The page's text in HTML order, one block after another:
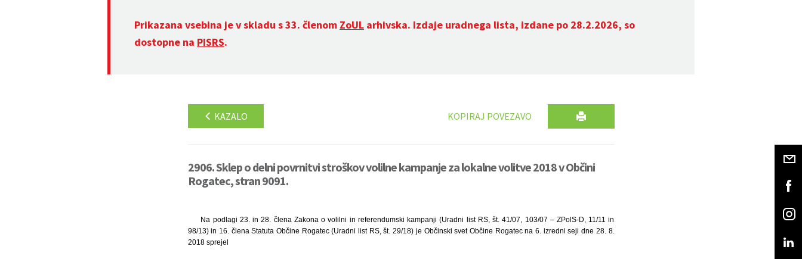
Prikazana vsebina je v skladu s 33. členom ZoUL arhivska. Izdaje uradnega lista, izdane po 28.2.2026, so
dostopne na PISRS.
KAZALO KOPIRAJ POVEZAVO
2906. Sklep o delni povrnitvi stroškov volilne kampanje za lokalne volitve 2018 v Občini
Rogatec, stran 9091.
Na podlagi 23. in 28. člena Zakona o volilni in referendumski kampanji (Uradni list RS, št. 41/07, 103/07 – ZPolS-D, 11/11 in
98/13) in 16. člena Statuta Občine Rogatec (Uradni list RS, št. 29/18) je Občinski svet Občine Rogatec na 6. izredni seji dne 28. 8.
2018 sprejel